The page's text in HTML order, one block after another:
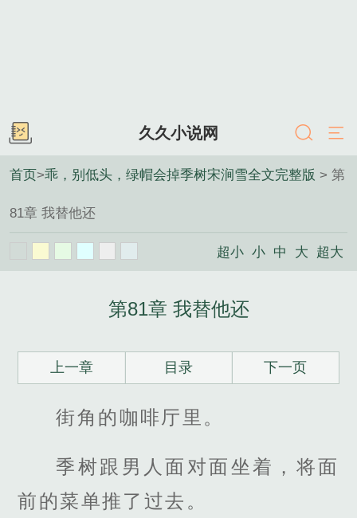
久久小说网
首页>乖，别低头，绿帽会掉季树宋涧雪全文完整版 > 第
81章 我替他还
超小 小 中 大 超大
第81章 我替他还
上一章 目录 下一页
街角的咖啡厅里。
季树跟男人面对面坐着，将面
前的菜单推了过去。